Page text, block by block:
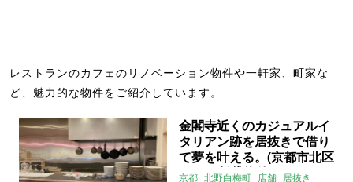
レストランのカフェのリノベーション物件や一軒家、町家な
ど、魅力的な物件をご紹介しています。
金閣寺近くのカジュアルイ
タリアン跡を居抜きで借り
て夢を叶える。(京都市北区
52㎡の賃貸物件)
京都 北野白梅町 店舗 居抜き